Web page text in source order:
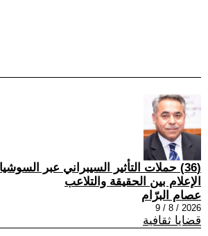
(36) حملات التأثير السيبراني عبر
الإعلام بين الحقيقة والتلاعب
عصام البرّام
2026 / 8 / 9
قضايا ثقافية